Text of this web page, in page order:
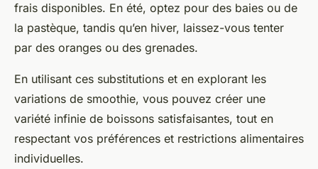
frais disponibles. En été, optez pour des baies ou de
la pastèque, tandis qu’en hiver, laissez-vous tenter
par des oranges ou des grenades.
En utilisant ces substitutions et en explorant les
variations de smoothie, vous pouvez créer une
variété infinie de boissons satisfaisantes, tout en
respectant vos préférences et restrictions alimentaires
individuelles.